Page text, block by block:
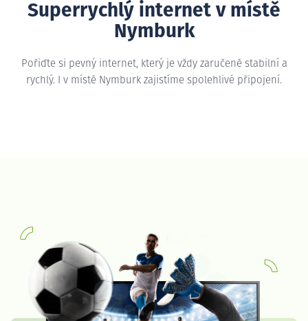
Superrychlý internet v místě
Nymburk
Pořiďte si pevný internet, který je vždy zaručeně stabilní a
rychlý. I v místě Nymburk zajistíme spolehlivé připojení.